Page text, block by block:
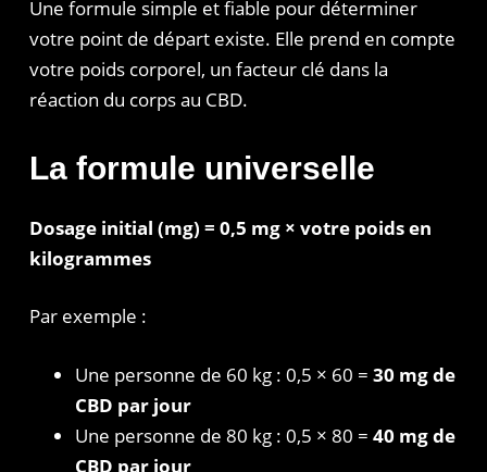
Une formule simple et fiable pour déterminer
votre point de départ existe. Elle prend en compte
votre poids corporel, un facteur clé dans la
réaction du corps au CBD.
La formule universelle
Dosage initial (mg) = 0,5 mg × votre poids en
kilogrammes
Par exemple :
Une personne de 60 kg : 0,5 × 60 =30 mg de
CBD par jour
Une personne de 80 kg : 0,5 × 80 =40 mg de
CBD par jour